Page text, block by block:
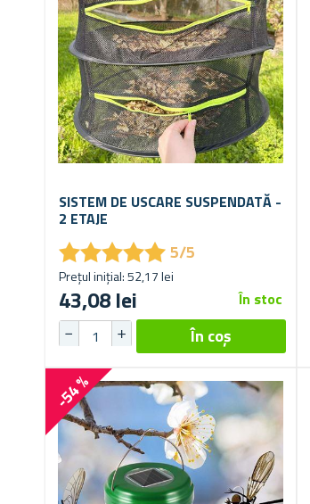
SISTEM DE USCARE SUSPENDATĂ -
2 ETAJE
★★★★★
★★★★★5/5
Prețul inițial: 52,17 lei
43,08 lei În stoc
-54 %